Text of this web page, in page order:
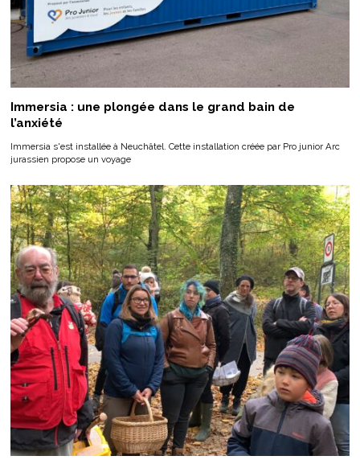
Immersia : une plongée dans le grand bain de
l’anxiété
Immersia s'est installée à Neuchâtel. Cette installation créée par Pro junior Arc
jurassien propose un voyage